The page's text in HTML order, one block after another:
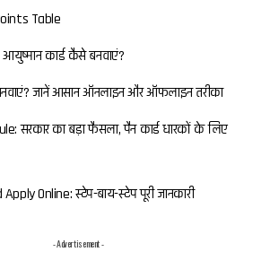
Table
कार्ड कैसे बनवाएं?
जानें आसान ऑनलाइन और ऑफलाइन तरीका
सरकार का बड़ा फैसला, पैन कार्ड धारकों के लिए
Online: स्टेप-बाय-स्टेप पूरी जानकारी
- Advertisement -